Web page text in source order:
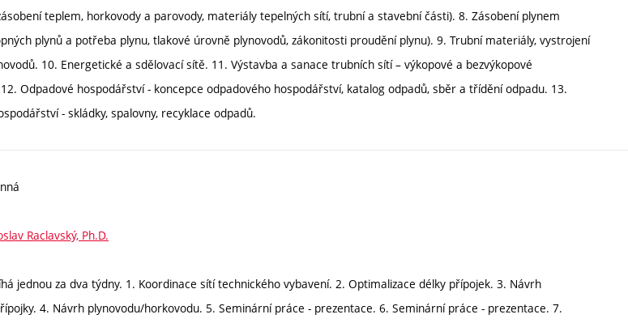
teplem, horkovody a parovody, materiály tepelných sítí, trubní a stavební části). 8. Zásobení plynem
plynů a potřeba plynu, tlakové úrovně plynovodů, zákonitosti proudění plynu). 9. Trubní materiály, vystrojení
10. Energetické a sdělovací sítě. 11. Výstavba a sanace trubních sítí – výkopové a bezvýkopové
Odpadové hospodářství - koncepce odpadového hospodářství, katalog odpadů, sběr a třídění odpadu. 13.
- skládky, spalovny, recyklace odpadů.
Raclavský, Ph.D.
jednou za dva týdny. 1. Koordinace sítí technického vybavení. 2. Optimalizace délky přípojek. 3. Návrh
4. Návrh plynovodu/horkovodu. 5. Seminární práce - prezentace. 6. Seminární práce - prezentace. 7.